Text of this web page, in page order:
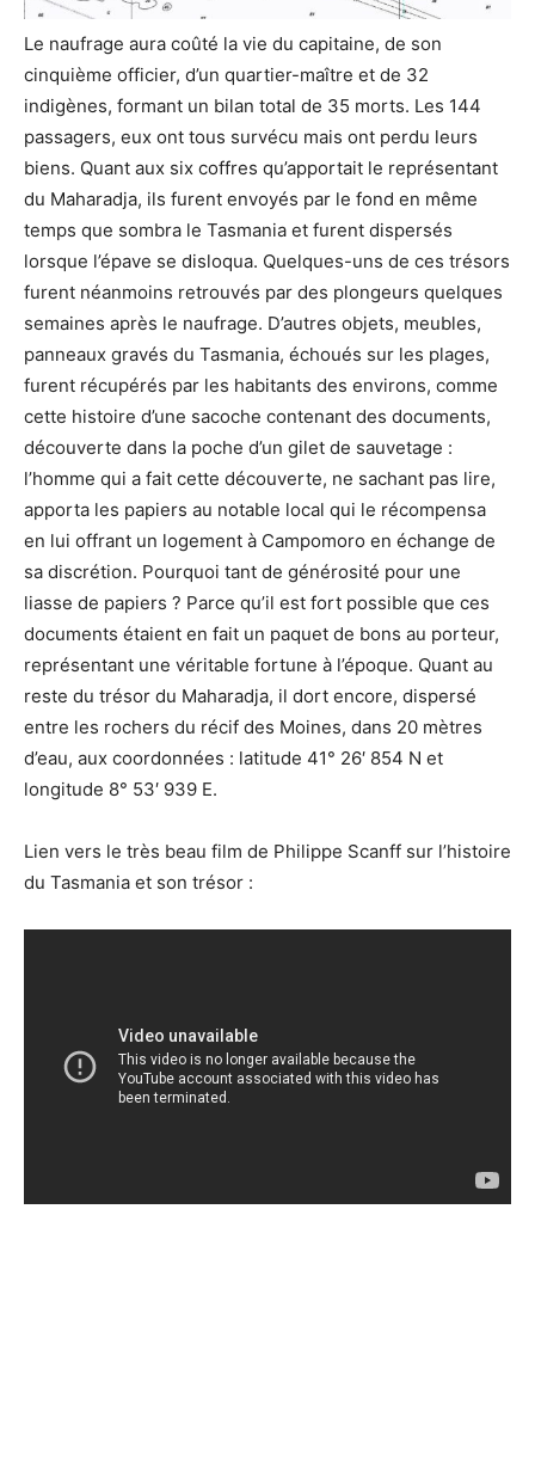
Le naufrage aura coûté la vie du capitaine, de son
cinquième officier, d’un quartier-maître et de 32
indigènes, formant un bilan total de 35 morts. Les 144
passagers, eux ont tous survécu mais ont perdu leurs
biens. Quant aux six coffres qu’apportait le représentant
du Maharadja, ils furent envoyés par le fond en même
temps que sombra le Tasmania et furent dispersés
lorsque l’épave se disloqua. Quelques-uns de ces trésors
furent néanmoins retrouvés par des plongeurs quelques
semaines après le naufrage. D’autres objets, meubles,
panneaux gravés du Tasmania, échoués sur les plages,
furent récupérés par les habitants des environs, comme
cette histoire d’une sacoche contenant des documents,
découverte dans la poche d’un gilet de sauvetage :
l’homme qui a fait cette découverte, ne sachant pas lire,
apporta les papiers au notable local qui le récompensa
en lui offrant un logement à Campomoro en échange de
sa discrétion. Pourquoi tant de générosité pour une
liasse de papiers ? Parce qu’il est fort possible que ces
documents étaient en fait un paquet de bons au porteur,
représentant une véritable fortune à l’époque. Quant au
reste du trésor du Maharadja, il dort encore, dispersé
entre les rochers du récif des Moines, dans 20 mètres
d’eau, aux coordonnées : latitude 41° 26′ 854 N et
longitude 8° 53′ 939 E.
Lien vers le très beau film de Philippe Scanff sur l’histoire
du Tasmania et son trésor :